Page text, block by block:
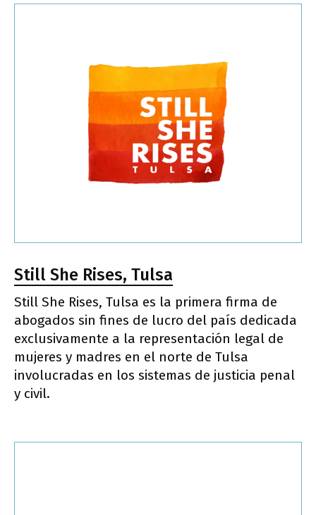
Still She Rises, Tulsa
Still She Rises, Tulsa es la primera firma de
abogados sin fines de lucro del país dedicada
exclusivamente a la representación legal de
mujeres y madres en el norte de Tulsa
involucradas en los sistemas de justicia penal
y civil.